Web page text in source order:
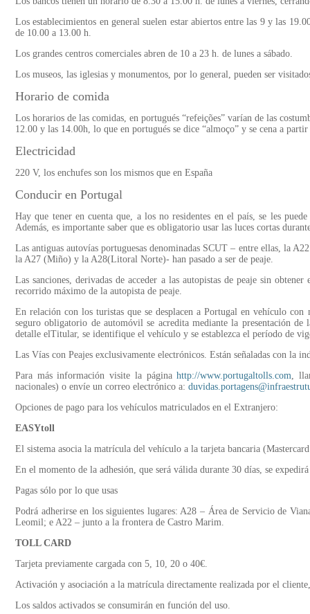
Los establecimientos en general suelen estar abiertos entre las 9 y las
de 10.00 a 13.00 h.
Los grandes centros comerciales abren de 10 a 23 h. de lunes a sábado.
Los museos, las iglesias y monumentos, por lo general, pueden ser
Horario de comida
Los horarios de las comidas, en portugués “refeições” varían de las
12.00 y las 14.00h, lo que en portugués se dice “almoço” y se cena a
Electricidad
220 V, los enchufes son los mismos que en España
Conducir en Portugal
Hay que tener en cuenta que, a los no residentes en el país, se les
Además, es importante saber que es obligatorio usar las luces cortas
Las antiguas autovías portuguesas denominadas SCUT – entre ellas,
la A27 (Miño) y la A28(Litoral Norte)- han pasado a ser de peaje.
Las sanciones, derivadas de acceder a las autopistas de peaje sin
recorrido máximo de la autopista de peaje.
En relación con los turistas que se desplacen a Portugal en vehículo
seguro obligatorio de automóvil se acredita mediante la presentación
detalle elTitular, se identifique el vehículo y se establezca el período de
Las Vías con Peajes exclusivamente electrónicos. Están señaladas con la
Para más información visite la páginahttp://www.portugaltolls.com,
nacionales) o envíe un correo electrónico a:
Opciones de pago para los vehículos matriculados en el Extranjero:
EASYtoll
El sistema asocia la matrícula del vehículo a la tarjeta bancaria
En el momento de la adhesión, que será válida durante 30 días, se
Pagas sólo por lo que usas
Podrá adherirse en los siguientes lugares: A28 – Área de Servicio de
Leomil; e A22 – junto a la frontera de Castro Marim.
TOLL CARD
Tarjeta previamente cargada con 5, 10, 20 o 40€.
Activación y asociación a la matrícula directamente realizada por el
Los saldos activados se consumirán en función del uso.